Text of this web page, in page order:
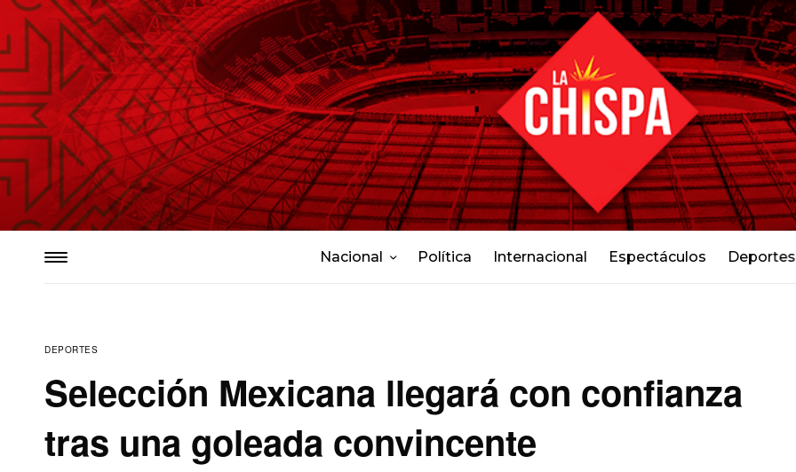
Nacional Política Internacional Espectáculos Deportes
DEPORTES
Selección Mexicana llegará con confianza
tras una goleada convincente